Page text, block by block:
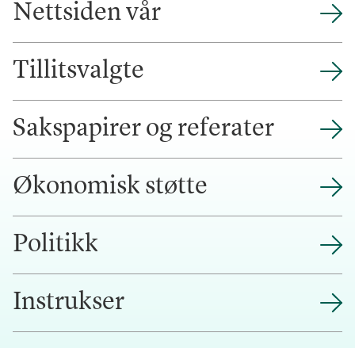
Nettsiden vår
Tillitsvalgte
Sakspapirer og referater
Økonomisk støtte
Politikk
Instrukser